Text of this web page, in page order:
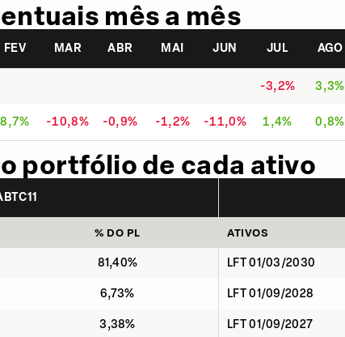
mês a mês
FEV MAR ABR MAI JUN JUL AGO
-3,2% 3,3%
8,7% -10,8% -0,9% -1,2% -11,0% 1,4% 0,8%
portfólio de cada ativo
% DO PL ATIVOS
81,40% LFT 01/03/2030
6,73% LFT 01/09/2028
3,38% LFT 01/09/2027